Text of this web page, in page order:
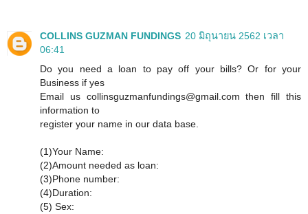
COLLINS GUZMAN FUNDINGS 20 มิถุนายน 2562 เวลา
06:41
Do you need a loan to pay off your bills? Or for your
Business if yes
Email us collinsguzmanfundings@gmail.com then fill this
information to
register your name in our data base.
(1)Your Name:
(2)Amount needed as loan:
(3)Phone number:
(4)Duration:
(5) Sex: